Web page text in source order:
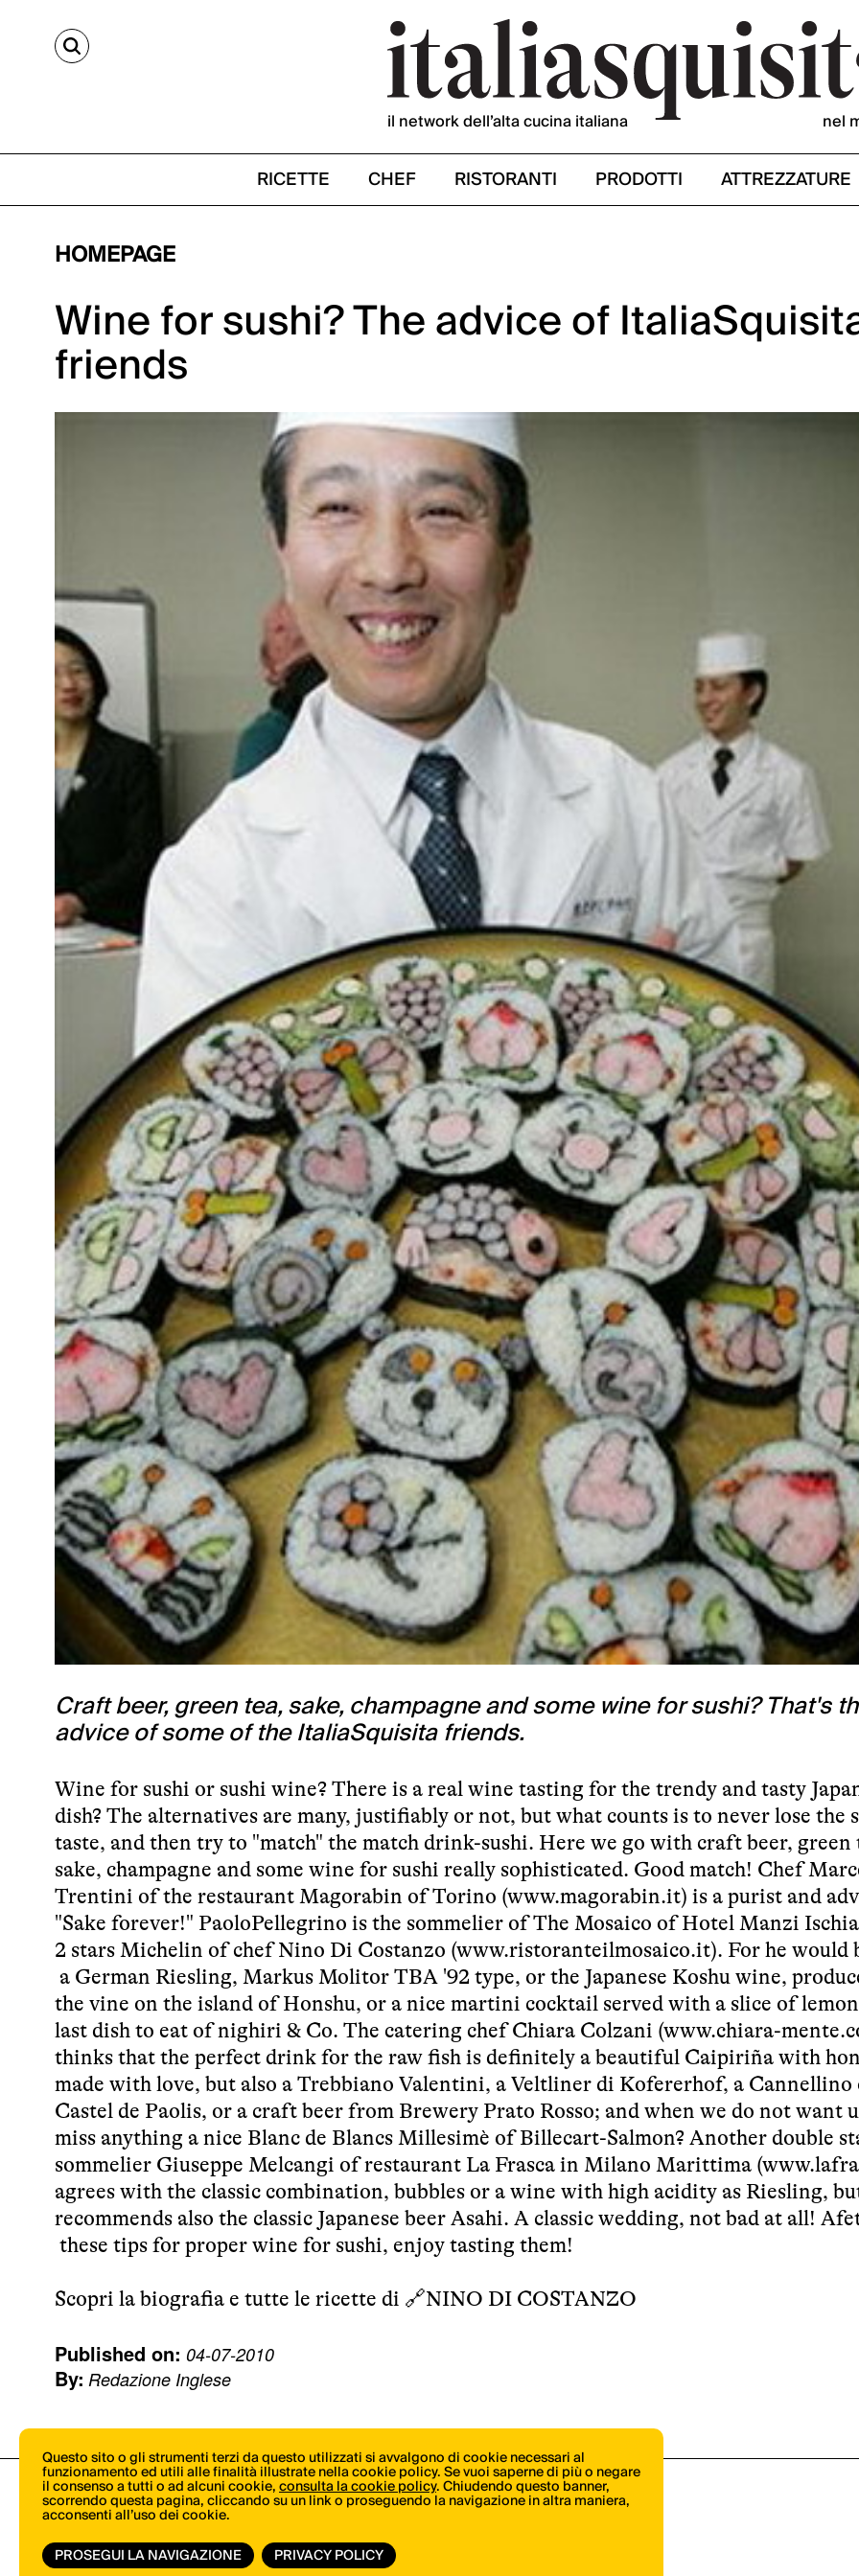
CERCA
il network dell’alta cucina italiana nel
RICETTE CHEF RISTORANTI PRODOTTI ATTREZZATURE
HOMEPAGE
Wine for sushi? The advice of
friends
Craft beer, green tea, sake, champagne and some wine for sushi? That's
advice of some of the ItaliaSquisita friends.
Wine for sushi or sushi wine? There is a real wine tasting for the trendy and tasty
dish? The alternatives are many, justifiably or not, but what counts is to never lose the
taste, and then try to "match" the match drink-sushi. Here we go with craft beer, green
sake, champagne and some wine for sushi really sophisticated. Good match! Chef
Trentini of the restaurant Magorabin of Torino (www.magorabin.it) is a purist and
"Sake forever!" PaoloPellegrino is the sommelier of The Mosaico of Hotel Manzi
2 stars Michelin of chef Nino Di Costanzo (www.ristoranteilmosaico.it). For he would
a German Riesling, Markus Molitor TBA '92 type, or the Japanese Koshu wine,
the vine on the island of Honshu, or a nice martini cocktail served with a slice of
last dish to eat of nighiri & Co. The catering chef Chiara Colzani (www.chiara-
thinks that the perfect drink for the raw fish is definitely a beautiful Caipiriña with
made with love, but also a Trebbiano Valentini, a Veltliner di Kofererhof, a Cannellino
Castel de Paolis, or a craft beer from Brewery Prato Rosso; and when we do not want
miss anything a nice Blanc de Blancs Millesimè of Billecart-Salmon? Another double
sommelier Giuseppe Melcangi of restaurant La Frasca in Milano Marittima (
agrees with the classic combination, bubbles or a wine with high acidity as Riesling,
recommends also the classic Japanese beer Asahi. A classic wedding, not bad at all!
these tips for proper wine for sushi, enjoy tasting them!
Scopri la biografia e tutte le ricette di 🔗NINO DI COSTANZO
Published on: 04-07-2010
By: Redazione Inglese
Questo sito o gli strumenti terzi da questo utilizzati si avvalgono di cookie necessari al
funzionamento ed utili alle finalità illustrate nella cookie policy. Se vuoi saperne di più o negare
il consenso a tutti o ad alcuni cookie,consulta la cookie policy. Chiudendo questo banner,
scorrendo questa pagina, cliccando su un link o proseguendo la navigazione in altra maniera,
acconsenti all’uso dei cookie.
PROSEGUI LA NAVIGAZIONE
PRIVACY POLICY